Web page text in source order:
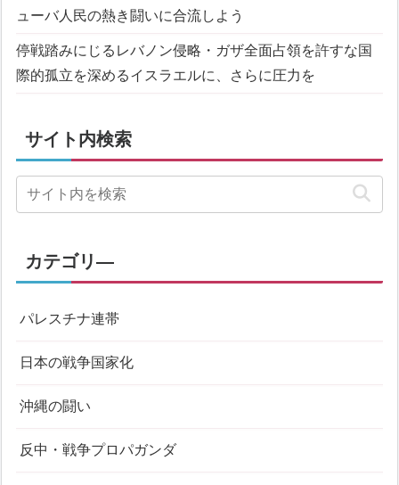
ューバ人民の熱き闘いに合流しよう
停戦踏みにじるレバノン侵略・ガザ全面占領を許すな国
際的孤立を深めるイスラエルに、さらに圧力を
サイト内検索
カテゴリ―
パレスチナ連帯
日本の戦争国家化
沖縄の闘い
反中・戦争プロパガンダ